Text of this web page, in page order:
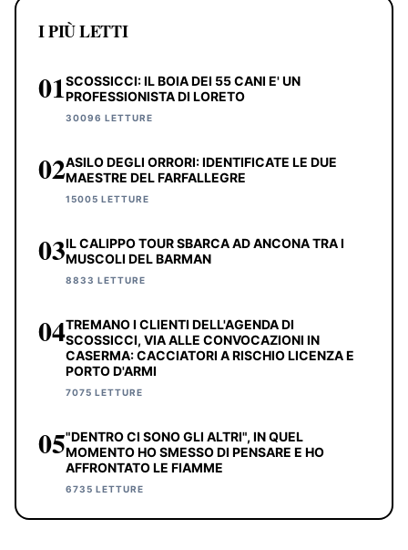
I PIÙ LETTI
01SCOSSICCI: IL BOIA DEI 55 CANI E' UN
PROFESSIONISTA DI LORETO
30096 LETTURE
02ASILO DEGLI ORRORI: IDENTIFICATE LE DUE
MAESTRE DEL FARFALLEGRE
15005 LETTURE
03IL CALIPPO TOUR SBARCA AD ANCONA TRA I
MUSCOLI DEL BARMAN
8833 LETTURE
04TREMANO I CLIENTI DELL'AGENDA DI
SCOSSICCI, VIA ALLE CONVOCAZIONI IN
CASERMA: CACCIATORI A RISCHIO LICENZA E
PORTO D'ARMI
7075 LETTURE
05"DENTRO CI SONO GLI ALTRI", IN QUEL
MOMENTO HO SMESSO DI PENSARE E HO
AFFRONTATO LE FIAMME
6735 LETTURE